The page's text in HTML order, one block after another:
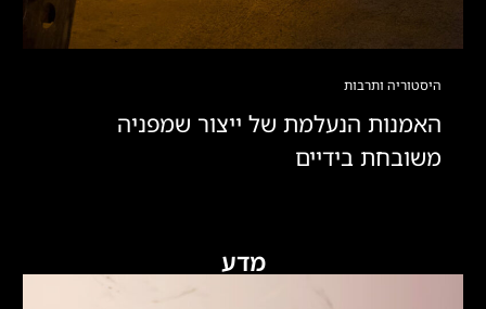
היסטוריה ותרבות
האמנות הנעלמת של ייצור שמפניה
משובחת בידיים
מדע